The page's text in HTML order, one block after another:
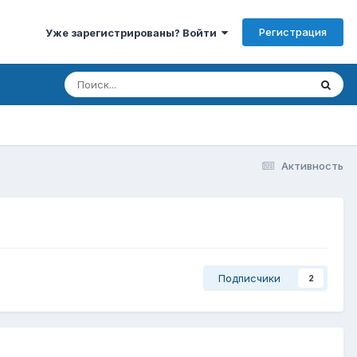
Уже зарегистрированы? Войти Регистрация
Активность
Подписчики 2